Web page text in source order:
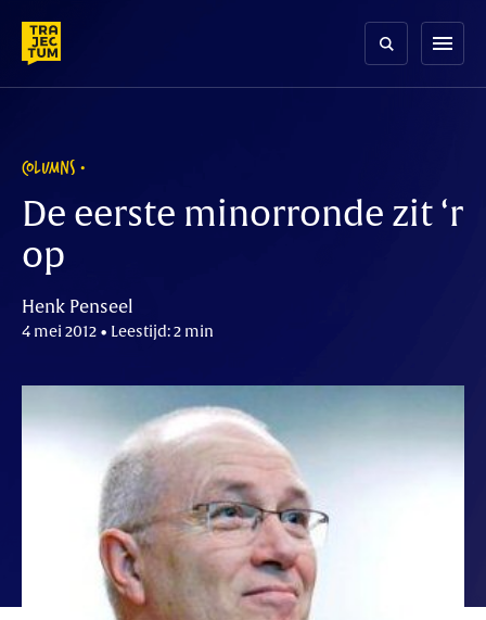
content
menu
COLUMNS
De eerste minorronde zit ‘r
op
Henk Penseel
4 mei 2012 • Leestijd: 2 min